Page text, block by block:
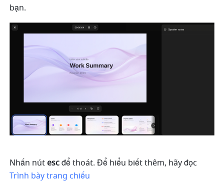
bạn.
Nhấn nút esc
Trình bày trang chiếu